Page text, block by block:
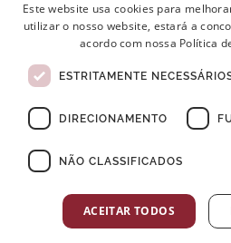
Siga-nos nas redes sociais:
Este website usa cookies para
utilizar o nosso website, estará a
acordo com nossa Política
ESTRITAMENTE
DIRECIONAMENTO
NÃO CLASSIFICADOS
ACEITAR TODOS